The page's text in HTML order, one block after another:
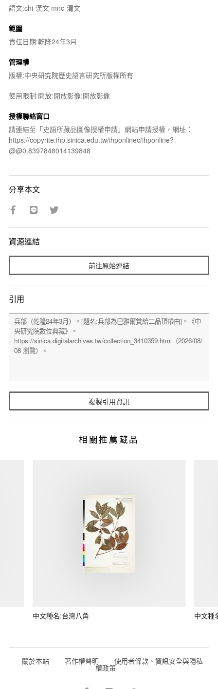
語文:chi-漢文 mnc-清文
範圍
責任日期:乾隆24年3月
管理權
版權:中央研究院歷史語言研究所版權所有
使用限制:開放:開放影像:開放影像
授權聯絡窗口
請連結至「史語所藏品圖像授權申請」網站申請授權，網址：
https://copyrite.ihp.sinica.edu.tw/ihponlinec/ihponline?
@@0.8397848014139848
分享本文
資源連結
前往原始連結
引用
複製引用資訊
相關推薦藏品
中文種名:台灣八角 中文種
關於本站 著作權聲明 使用者條款、資訊安全與隱私
權政策